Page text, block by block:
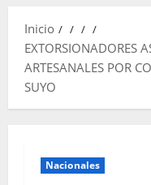
Inicio
EXTORSIONADORES
ARTESANALES POR
SUYO
Nacionales